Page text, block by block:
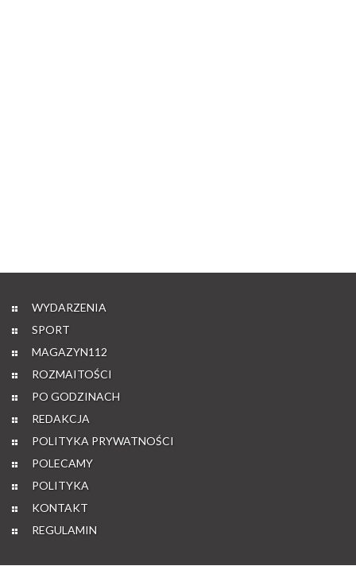
WYDARZENIA
SPORT
MAGAZYN112
ROZMAITOŚCI
PO GODZINACH
REDAKCJA
POLITYKA PRYWATNOŚCI
POLECAMY
POLITYKA
KONTAKT
REGULAMIN